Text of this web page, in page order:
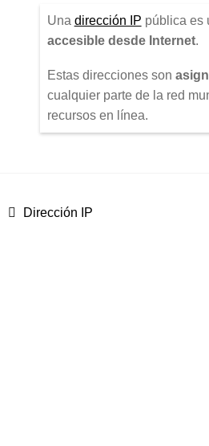
Una dirección IP pública es
accesible desde Internet.
Estas direcciones son
cualquier parte de la red
recursos en línea.
Anterior:
Dirección IP